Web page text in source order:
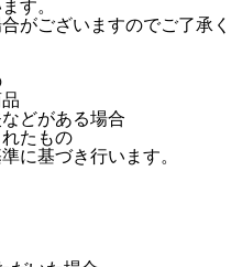
す。
がございますのでご了承く
どがある場合
たもの
に基づき行います。